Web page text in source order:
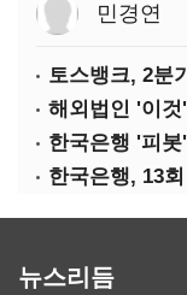
민경연
한국은행 '피
한국은행, 13
뉴스리듬